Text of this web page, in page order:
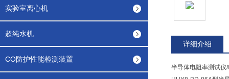
实验室离心机
超纯水机
CO防护性能检测装置
详细介绍
半导体电阻率测试